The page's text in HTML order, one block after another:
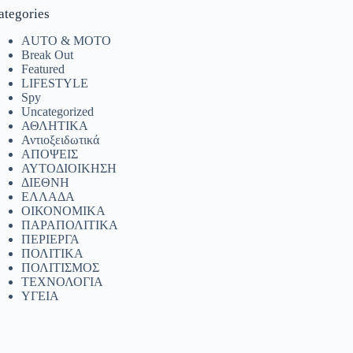
AUTO & MOTO
Break Out
Featured
LIFESTYLE
Spy
Uncategorized
ΑΘΛΗΤΙΚΑ
Αντιοξειδωτικά
ΑΠΟΨΕΙΣ
ΑΥΤΟΔΙΟΙΚΗΣΗ
ΔΙΕΘΝΗ
ΕΛΛΑΔΑ
ΟΙΚΟΝΟΜΙΚΑ
ΠΑΡΑΠΟΛΙΤΙΚΑ
ΠΕΡΙΕΡΓΑ
ΠΟΛΙΤΙΚΑ
ΠΟΛΙΤΙΣΜΟΣ
ΤΕΧΝΟΛΟΓΙΑ
ΥΓΕΙΑ